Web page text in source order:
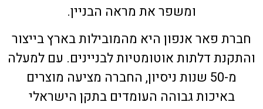
ומשפר את מראה הבניין.
חברת פאר אנפון היא מהמובילות בארץ בייצור
והתקנת דלתות אוטומטיות לבניינים. עם למעלה
מ-50 שנות ניסיון, החברה מציעה מוצרים
באיכות גבוהה העומדים בתקן הישראלי